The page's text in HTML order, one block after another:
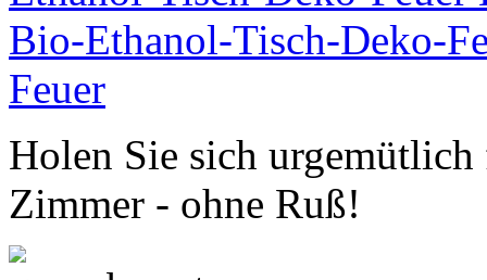
Holen Sie sich
Zimmer - ohne Ruß!